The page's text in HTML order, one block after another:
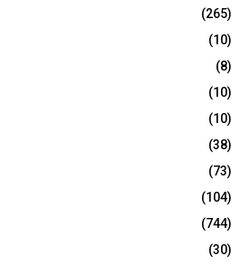
(265)
(10)
(8)
(10)
(10)
(38)
(73)
(104)
(744)
(30)